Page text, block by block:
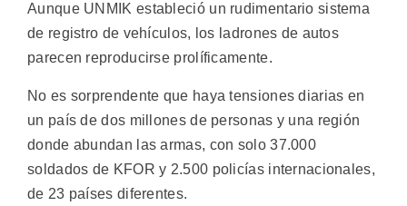
Aunque UNMIK estableció un rudimentario sistema
de registro de vehículos, los ladrones de autos
parecen reproducirse prolíficamente.
No es sorprendente que haya tensiones diarias en
un país de dos millones de personas y una región
donde abundan las armas, con solo 37.000
soldados de KFOR y 2.500 policías internacionales,
de 23 países diferentes.